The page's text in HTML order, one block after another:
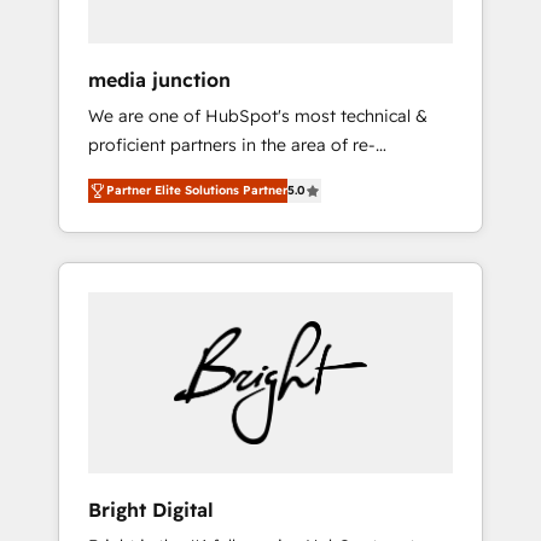
media junction
We are one of HubSpot's most technical &
proficient partners in the area of re-
platforming, website design & development.
We specialize in multi-hub implementations
for mid-market & enterprise companies. We
are woman-owned, powered by coffee, and
Impact Award 🏆2022 Technical Expertise
Impact Award 🏆2022 Platform Migration
Excellence Impact Award 🏆2020 Elite
Solutions Partner 🏆2019 Integrations
Website Design HubSpot Impact Award 🏆
Partner Elite Solutions Partner5.0
Bright Digital